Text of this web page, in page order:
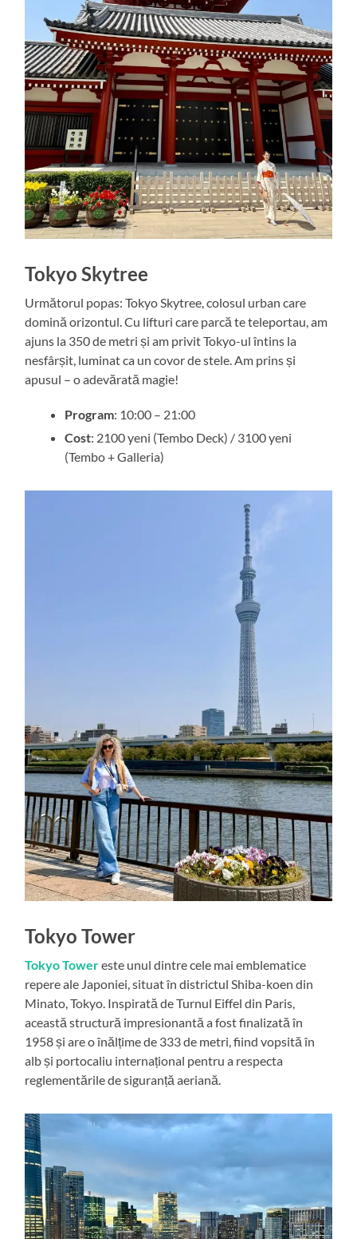
Tokyo Skytree
Următorul popas: Tokyo Skytree, colosul urban care
domină orizontul. Cu lifturi care parcă te teleportau, am
ajuns la 350 de metri și am privit Tokyo-ul întins la
nesfârșit, luminat ca un covor de stele. Am prins și
apusul – o adevărată magie!
Program: 10:00 – 21:00
Cost: 2100 yeni (Tembo Deck) / 3100 yeni
(Tembo + Galleria)
Tokyo Tower
Tokyo Towereste unul dintre cele mai emblematice
repere ale Japoniei, situat în districtul Shiba-koen din
Minato, Tokyo. Inspirată de Turnul Eiffel din Paris,
această structură impresionantă a fost finalizată în
1958 și are o înălțime de 333 de metri, fiind vopsită în
alb și portocaliu internațional pentru a respecta
reglementările de siguranță aeriană.